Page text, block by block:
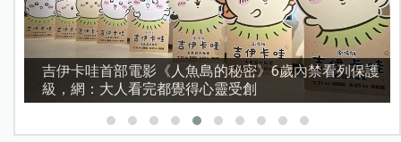
吉伊卡哇首部電影《人魚島的秘密》6歲內禁看列保護
級，網：大人看完都覺得心靈受創